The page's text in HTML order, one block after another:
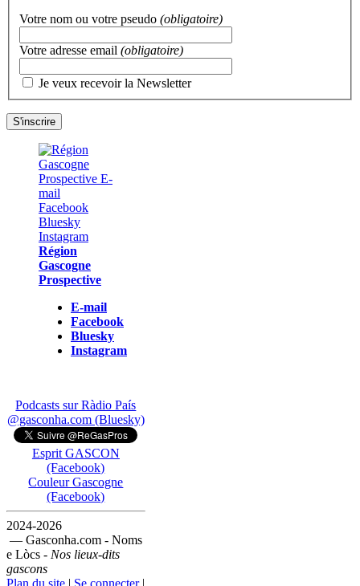
Votre nom ou votre pseudo (obligatoire)
Votre adresse email (obligatoire)
Je veux recevoir la Newsletter
Région
Gascogne
Prospective
E-mail
Facebook
Bluesky
Instagram
Podcasts sur Ràdio País
@gasconha.com (Bluesky)
Esprit GASCON
(Facebook)
Couleur Gascogne
(Facebook)
2024-2026
— Gasconha.com - Noms
e Lòcs - Nos lieux-dits
gascons